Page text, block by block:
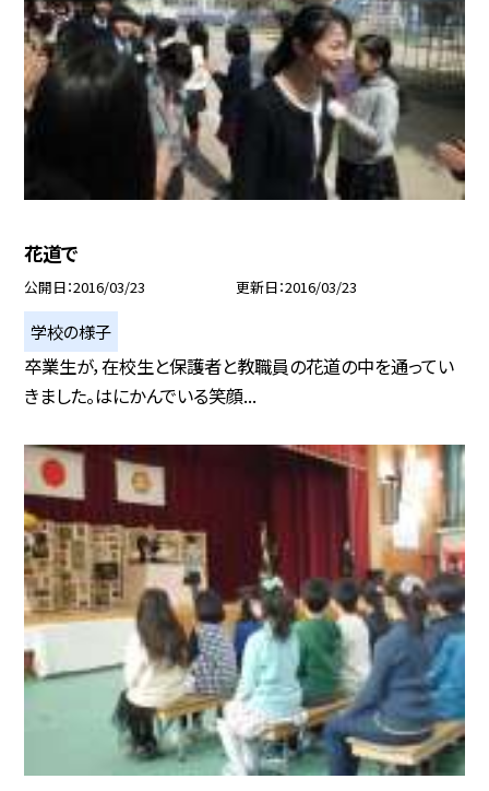
花道で
公開日 2016/03/23 更新日 2016/03/23
学校の様子
卒業生が，在校生と保護者と教職員の花道の中を通ってい
きました。はにかんでいる笑顔...